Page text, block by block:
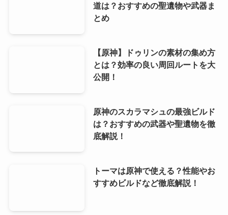
道は？おすすめの聖遺物や武器ま
とめ
【原神】ドゥリンの素材の集め方
とは？効率の良い周回ルートを大
公開！
原神のスカラマシュの最強ビルド
は？おすすめの武器や聖遺物を徹
底解説！
トーマは原神で使える？性能やお
すすめビルドなど徹底解説！